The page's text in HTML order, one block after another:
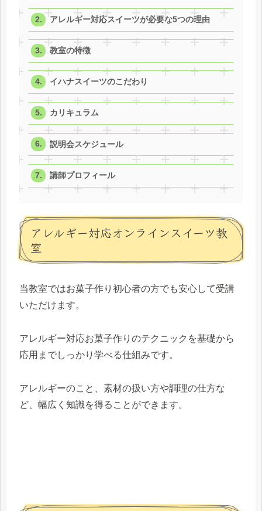
アレルギー対応スイーツが必要な5つの理由
教室の特徴
イハナスイーツのこだわり
カリキュラム
説明会スケジュール
講師プロフィール
アレルギー対応オンラインスイーツ教
室
当教室ではお菓子作り初心者の方でも安心して受講
いただけます。
アレルギー対応お菓子作りのテクニックを基礎から
応用までしっかり学べる仕組みです。
アレルギーのこと、素材の扱い方や調理の仕方な
ど、幅広く知識を得ることができます。